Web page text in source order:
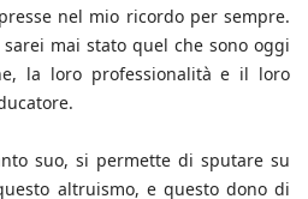
nel mio ricordo per sempre.
mai stato quel che sono oggi
la loro professionalità e il loro
suo, si permette di sputare su
altruismo, e questo dono di